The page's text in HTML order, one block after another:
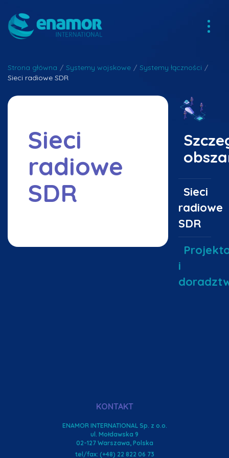
Strona główna / Systemy wojskowe / Systemy łączności /
Sieci radiowe SDR
Sieci
radiowe
SDR
Sieci
radiowe
SDR
i
KONTAKT
ENAMOR INTERNATIONAL Sp. z o.o.
ul. Mołdawska 9
02-127 Warszawa, Polska
tel/fax: (+48) 22 822 06 73